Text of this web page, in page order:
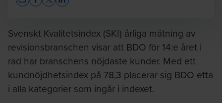
Svenskt Kvalitetsindex (SKI) årliga mätning av
revisionsbranschen visar att BDO för 14:e året i
rad har branschens nöjdaste kunder. Med ett
kundnöjdhetsindex på 78,3 placerar sig BDO etta
i alla kategorier som ingår i indexet.
Malin Nilsson
Managing Partner/vd & Auktoriserad revisor